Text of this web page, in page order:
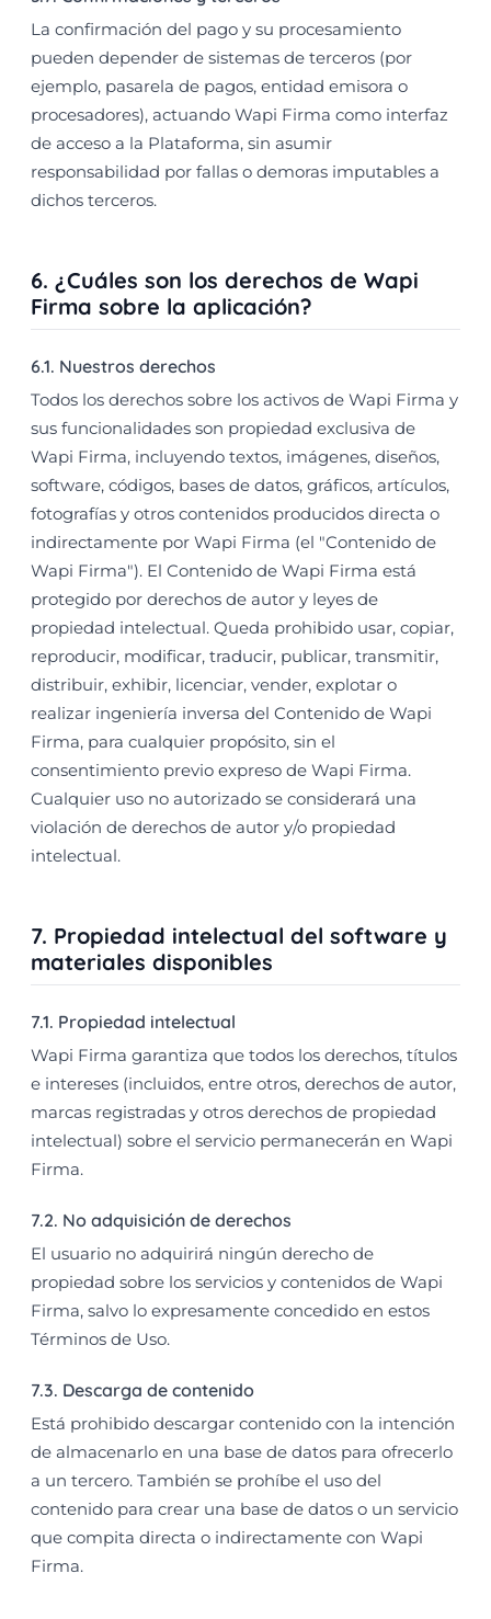
La confirmación del pago y su procesamiento
pueden depender de sistemas de terceros (por
ejemplo, pasarela de pagos, entidad emisora o
procesadores), actuando Wapi Firma como interfaz
de acceso a la Plataforma, sin asumir
responsabilidad por fallas o demoras imputables a
dichos terceros.
6. ¿Cuáles son los derechos de Wapi
Firma sobre la aplicación?
6.1. Nuestros derechos
Todos los derechos sobre los activos de Wapi Firma y
sus funcionalidades son propiedad exclusiva de
Wapi Firma, incluyendo textos, imágenes, diseños,
software, códigos, bases de datos, gráficos, artículos,
fotografías y otros contenidos producidos directa o
indirectamente por Wapi Firma (el "Contenido de
Wapi Firma"). El Contenido de Wapi Firma está
protegido por derechos de autor y leyes de
propiedad intelectual. Queda prohibido usar, copiar,
reproducir, modificar, traducir, publicar, transmitir,
distribuir, exhibir, licenciar, vender, explotar o
realizar ingeniería inversa del Contenido de Wapi
Firma, para cualquier propósito, sin el
consentimiento previo expreso de Wapi Firma.
Cualquier uso no autorizado se considerará una
violación de derechos de autor y/o propiedad
intelectual.
7. Propiedad intelectual del software y
materiales disponibles
7.1. Propiedad intelectual
Wapi Firma garantiza que todos los derechos, títulos
e intereses (incluidos, entre otros, derechos de autor,
marcas registradas y otros derechos de propiedad
intelectual) sobre el servicio permanecerán en Wapi
Firma.
7.2. No adquisición de derechos
El usuario no adquirirá ningún derecho de
propiedad sobre los servicios y contenidos de Wapi
Firma, salvo lo expresamente concedido en estos
Términos de Uso.
7.3. Descarga de contenido
Está prohibido descargar contenido con la intención
de almacenarlo en una base de datos para ofrecerlo
a un tercero. También se prohíbe el uso del
contenido para crear una base de datos o un servicio
que compita directa o indirectamente con Wapi
Firma.